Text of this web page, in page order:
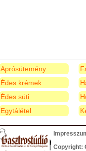
Aprósütemény
Édes krémek
Édes süti
Egytálétel
Copyright: